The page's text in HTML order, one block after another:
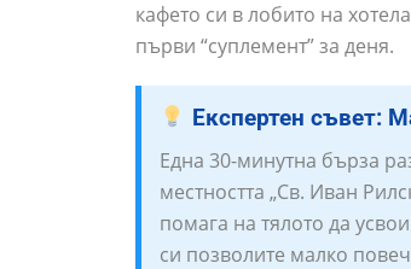
кафето си в лобито на
първи “суплемент” за деня.
Експертен съвет:
Една 30-минутна бърза
местността „Св. Иван
помага на тялото да
си позволите малко